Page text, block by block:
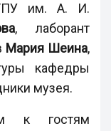
им. А. И.
, лаборант
Мария Шеина,
кафедры
музея.
к гостям